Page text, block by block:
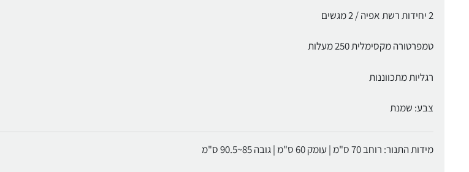
2 יחידות רשת אפיה / 2 מגשים
טמפרטורה מקסימלית 250 מעלות
רגליות מתכווננות
צבע: שמנת
מידות התנור: רוחב 70 ס"מ | עומק 60 ס"מ | גובה 85~90.5 ס"מ